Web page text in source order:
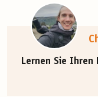
Lernen Sie Ihren